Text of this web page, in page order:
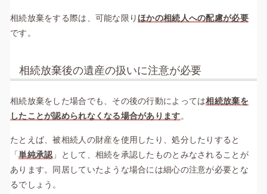
相続放棄をする際は、可能な限りほかの相続人への配慮が必要
です。
相続放棄後の遺産の扱いに注意が必要
相続放棄をした場合でも、その後の行動によっては相続放棄を
したことが認められなくなる場合があります。
たとえば、被相続人の財産を使用したり、処分したりすると
「単純承認」として、相続を承認したものとみなされることが
あります。同居していたような場合には細心の注意が必要とな
るでしょう。